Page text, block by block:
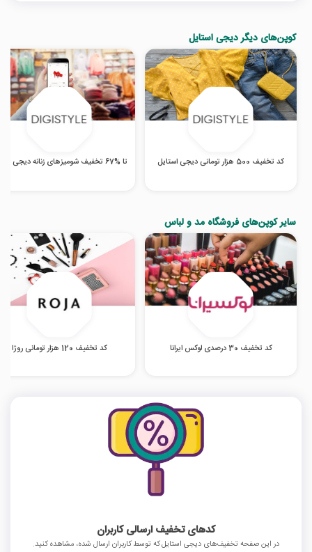
کوپن‌های دیگر دیجی استایل
کد تخفیف 500 هزار تومانی دیجی استایل تا %67 تخفیف شومیزهای زنانه دیجی استایل
سایر کوپن‌های فروشگاه مد و لباس
کد تخفیف 30 درصدی لوکس ایرانا کد تخفیف 120 هزار تومانی روژا
کدهای تخفیف ارسالی کاربران
در این صفحه تخفیف‌های دیجی استایل که توسط کاربران ارسال شده، مشاهده کنید.